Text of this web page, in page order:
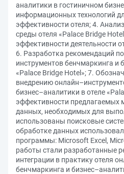
аналитики в гостиничном
информационных технологий
эффективности отеля; 4.
среды отеля «Palace Bridge
эффективности деятельности
6. Разработка рекомендаций
инструментов бенчмаркинга и
«Palace Bridge Hotel»; 7.
внедрению
бизнес–аналитики в отеле
эффективности предлагаемых
данных, необходимых для
использованы поисковые
обработке данных
программы: Microsoft Excel,
работы стали разработанные
интеграции в практику отеля
бенчмаркинга и